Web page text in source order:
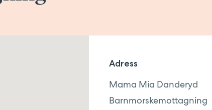
Adress
Mama Mia Danderyd
Barnmorskemottagning